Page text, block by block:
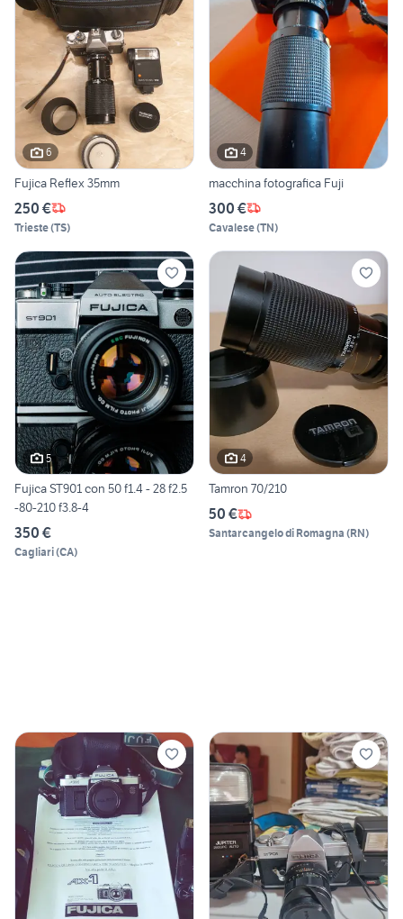
6
Fujica Reflex 35mm
250 €
Trieste(TS)
4
macchina fotografica Fuji
300 €
Cavalese(TN)
5
Fujica ST901 con 50 f1.4 - 28 f2.5
-80-210 f3.8-4
350 €
Cagliari(CA)
4
Tamron 70/210
50 €
Santarcangelo di Romagna (RN)